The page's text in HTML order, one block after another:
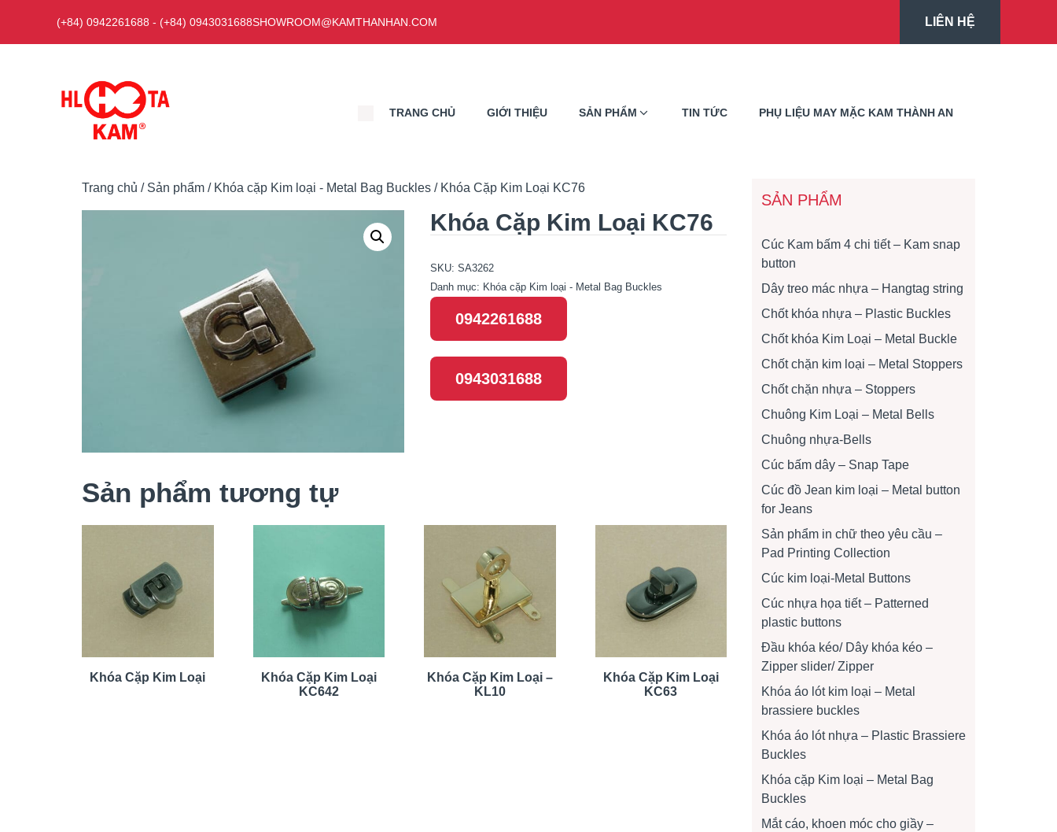
nội
(+84) 0942261688 - (+84) 0943031688SHOWROOM@KAMTHANHAN.COM LIÊN HỆ
TRANG CHỦ GIỚI THIỆU SẢN PHẨM TIN TỨC PHỤ LIỆU MAY MẶC KAM THÀNH AN
Trang chủ / Sản phẩm / Khóa cặp Kim loại - Metal Bag Buckles / Khóa Cặp Kim Loại KC76
Khóa Cặp Kim Loại KC76
SKU: SA3262
Danh mục: Khóa cặp Kim loại - Metal Bag Buckles
0942261688
0943031688
Sản phẩm tương tự
Khóa Cặp Kim Loại
Khóa Cặp Kim Loại
KC642
Khóa Cặp Kim Loại –
KL10
Khóa Cặp Kim Loại
KC63
SẢN PHẨM
Cúc Kam bấm 4 chi tiết – Kam snap
button
Dây treo mác nhựa – Hangtag string
Chốt khóa nhựa – Plastic Buckles
Chốt khóa Kim Loại – Metal Buckle
Chốt chặn kim loại – Metal Stoppers
Chốt chặn nhựa – Stoppers
Chuông Kim Loại – Metal Bells
Chuông nhựa-Bells
Cúc bấm dây – Snap Tape
Cúc đồ Jean kim loại – Metal button
for Jeans
Sản phẩm in chữ theo yêu cầu –
Pad Printing Collection
Cúc kim loại-Metal Buttons
Cúc nhựa họa tiết – Patterned
plastic buttons
Đầu khóa kéo/ Dây khóa kéo –
Zipper slider/ Zipper
Khóa áo lót kim loại – Metal
brassiere buckles
Khóa áo lót nhựa – Plastic Brassiere
Buckles
Khóa cặp Kim loại – Metal Bag
Buckles
Mắt cáo, khoen móc cho giầy –